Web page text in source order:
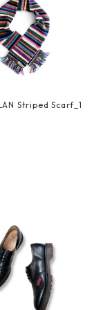
Striped Scarf_1